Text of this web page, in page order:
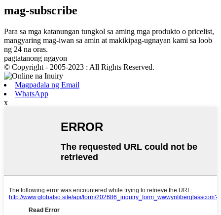
mag-subscribe
Para sa mga katanungan tungkol sa aming mga produkto o pricelist,
mangyaring mag-iwan sa amin at makikipag-ugnayan kami sa loob
ng 24 na oras.
pagtatanong ngayon
© Copyright - 2005-2023 : All Rights Reserved.
Magpadala ng Email
WhatsApp
x